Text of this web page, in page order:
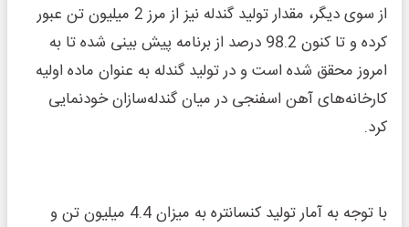
از سوی دیگر، مقدار تولید گندله نیز از مرز 2 میلیون تن عبور
کرده و تا کنون 98.2 درصد از برنامه پیش بینی شده تا به
امروز محقق شده است و در تولید گندله به عنوان ماده اولیه
کارخانه‌های آهن اسفنجی در میان گندله‌سازان خودنمایی
کرد.
با توجه به آمار تولید کنسانتره به میزان 4.4 میلیون تن و